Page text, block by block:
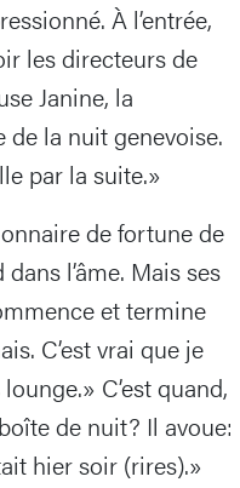
À l’entrée,
les directeurs de
Janine, la
la nuit genevoise.
par la suite.»
de fortune de
l’âme. Mais ses
et termine
C’est vrai que je
C’est quand,
de nuit? Il avoue:
hier soir (rires).»